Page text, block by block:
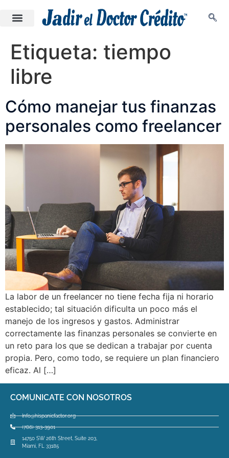
Etiqueta: tiempo
libre
Cómo manejar tus finanzas
personales como freelancer
La labor de un freelancer no tiene fecha fija ni horario
establecido; tal situación dificulta un poco más el
manejo de los ingresos y gastos. Administrar
correctamente las finanzas personales se convierte en
un reto para los que se dedican a trabajar por cuenta
propia. Pero, como todo, se requiere un plan financiero
eficaz. Al […]
COMUNICATE CON NOSOTROS
Info@hispanicfactor.org
(786) 313-3901
14750 SW 26th Street, Suite 203,
Miami, FL 33185